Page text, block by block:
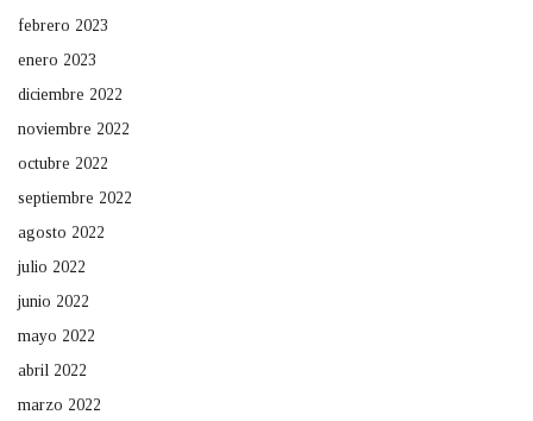
febrero 2023
enero 2023
diciembre 2022
noviembre 2022
octubre 2022
septiembre 2022
agosto 2022
julio 2022
junio 2022
mayo 2022
abril 2022
marzo 2022